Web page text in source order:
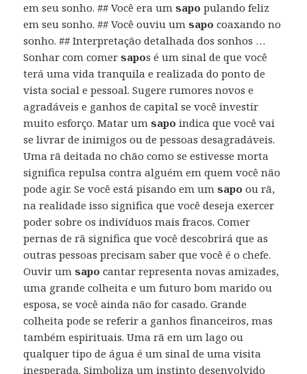
em seu sonho. ## Você era umsapo pulando feliz
em seu sonho. ## Você ouviu umsapo coaxando no
sonho. ## Interpretação detalhada dos sonhos …
Sonhar com comersapos é um sinal de que você
terá uma vida tranquila e realizada do ponto de
vista social e pessoal. Sugere rumores novos e
agradáveis ​​e ganhos de capital se você investir
muito esforço. Matar umsapo indica que você vai
se livrar de inimigos ou de pessoas desagradáveis.
Uma rã deitada no chão como se estivesse morta
significa repulsa contra alguém em quem você não
pode agir. Se você está pisando em umsapo ou rã,
na realidade isso significa que você deseja exercer
poder sobre os indivíduos mais fracos. Comer
pernas de rã significa que você descobrirá que as
outras pessoas precisam saber que você é o chefe.
Ouvir umsapo cantar representa novas amizades,
uma grande colheita e um futuro bom marido ou
esposa, se você ainda não for casado. Grande
colheita pode se referir a ganhos financeiros, mas
também espirituais. Uma rã em um lago ou
qualquer tipo de água é um sinal de uma visita
inesperada. Simboliza um instinto desenvolvido